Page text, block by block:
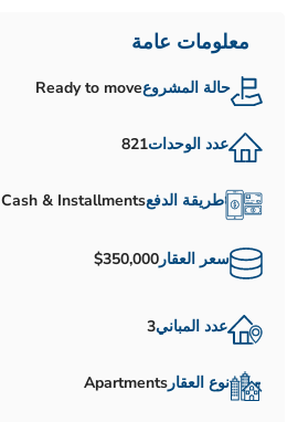
معلومات عامة
حالة المشروعReady to move
عدد الوحدات821
طريقة الدفعCash & Installments
سعر العقار$350,000
عدد المباني3
نوع العقارApartments